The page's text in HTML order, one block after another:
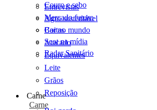
Entrevistas
Agro sustentável
Cartas
Scot na mídia
Radar Sanitário
Couro e sebo
Mercado futuro
Boi no mundo
Atacado
Equivalentes
Leite
Grãos
Reposição
Carne
Carne